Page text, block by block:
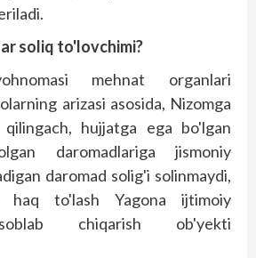
soliq to'lovchimi?
mehnat organlari
arizasi asosida, Nizomga
hujjatga ega bo'lgan
daromadlariga jismoniy
daromad solig'i solinmaydi,
haq to'lash Yagona ijtimoiy
chiqarish ob'yekti